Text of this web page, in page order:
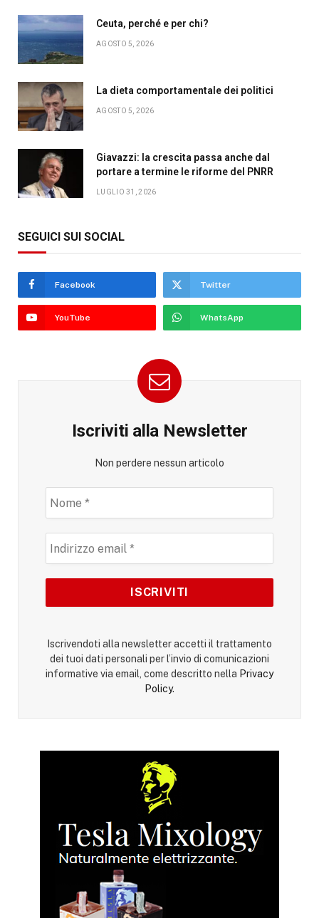
Ceuta, perché e per chi?
AGOSTO 5, 2026
La dieta comportamentale dei politici
AGOSTO 5, 2026
Giavazzi: la crescita passa anche dal
portare a termine le riforme del PNRR
LUGLIO 31, 2026
SEGUICI SUI SOCIAL
Facebook Twitter
YouTube WhatsApp
Iscriviti alla Newsletter
Non perdere nessun articolo
Iscrivendoti alla newsletter accetti il trattamento
dei tuoi dati personali per l’invio di comunicazioni
informative via email, come descritto nella Privacy
Policy.